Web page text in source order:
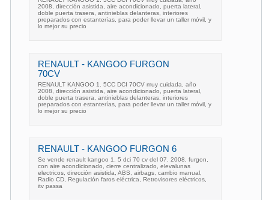
2008, dirección asistida, aire acondicionado, puerta lateral,
doble puerta trasera, antinieblas delanteras, interiores
preparados con estanterías, para poder llevar un taller móvil, y
lo mejor su precio
RENAULT - KANGOO FURGON
70CV
RENAULT KANGOO 1. 5CC DCI 70CV muy cuidada, año
2008, dirección asistida, aire acondicionado, puerta lateral,
doble puerta trasera, antinieblas delanteras, interiores
preparados con estanterías, para poder llevar un taller móvil, y
lo mejor su precio
RENAULT - KANGOO FURGON 6
Se vende renault kangoo 1. 5 dci 70 cv del 07. 2008, furgon,
con aire acondicionado, cierre centralizado, elevalunas
electricos, dirección asistida, ABS, airbags, cambio manual,
Radio CD, Regulación faros eléctrica, Retrovisores eléctricos,
itv passa